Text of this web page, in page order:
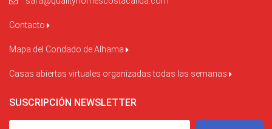
Contacto
Mapa del Condado de Alhama
Casas abiertas virtuales organizadas todas las semanas
SUSCRIPCIÓN NEWSLETTER